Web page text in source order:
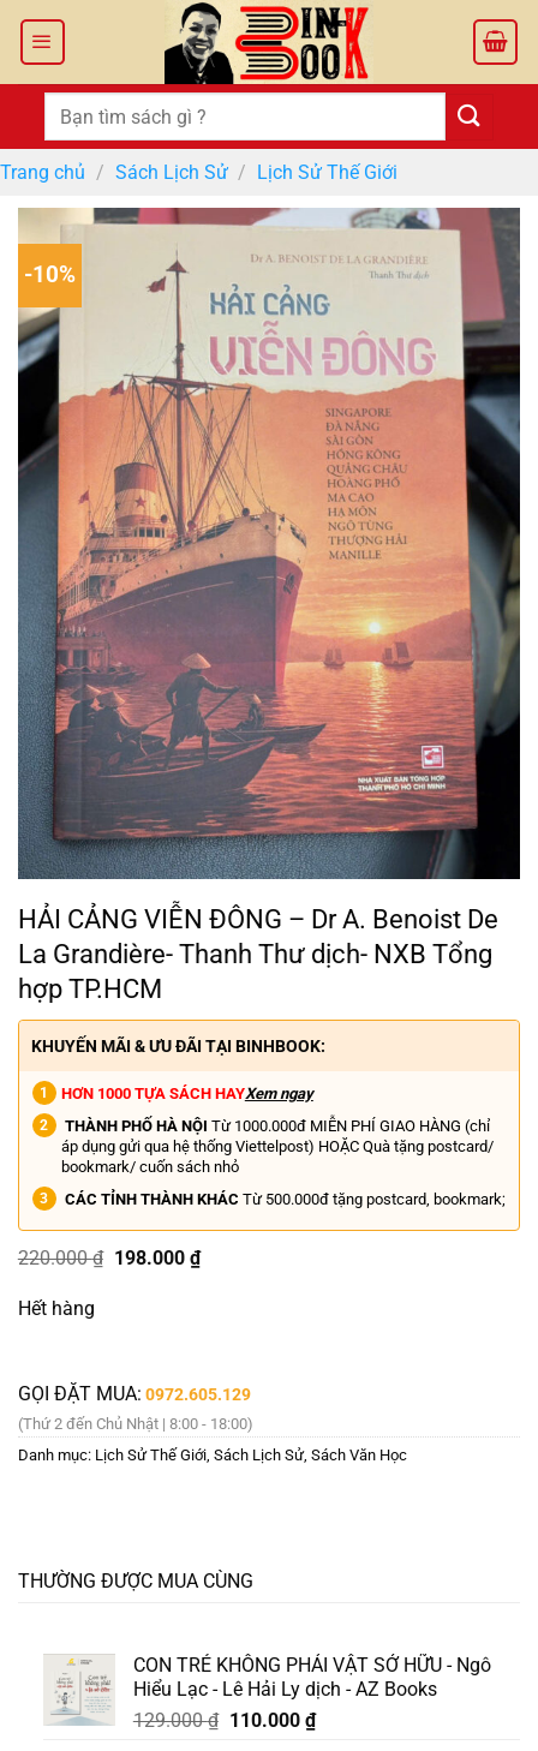
Tìm
kiếm:
Trang chủ / Sách Lịch Sử / Lịch Sử Thế Giới
-10%
HẢI CẢNG VIỄN ĐÔNG – Dr A. Benoist De
La Grandière- Thanh Thư dịch- NXB Tổng
hợp TP.HCM
KHUYẾN MÃI & ƯU ĐÃI TẠI BINHBOOK:
HƠN 1000 TỰA SÁCH HAYXem ngay
THÀNH PHỐ HÀ NỘI Từ 1000.000đ MIỄN PHÍ GIAO HÀNG (chỉ
áp dụng gửi qua hệ thống Viettelpost) HOẶC Quà tặng postcard/
bookmark/ cuốn sách nhỏ
CÁC TỈNH THÀNH KHÁC Từ 500.000đ tặng postcard, bookmark;
220.000₫ Giá
198.000 ₫Giá
Hết hàng
GỌI ĐẶT MUA: 0972.605.129
(Thứ 2 đến Chủ Nhật | 8:00 - 18:00)
Danh mục: Lịch Sử Thế Giới, Sách Lịch Sử, Sách Văn Học
THƯỜNG ĐƯỢC MUA CÙNG
CON TRẺ KHÔNG PHẢI VẬT SỞ HỮU - Ngô
Hiểu Lạc - Lê Hải Ly dịch - AZ Books
129.000₫ Giá
110.000 ₫Giá